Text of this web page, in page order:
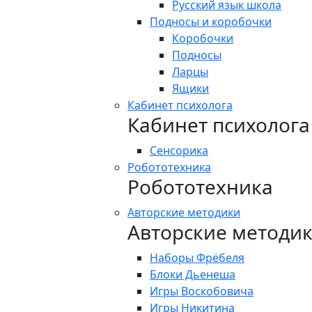
Русский язык школа
Подносы и коробочки
Коробочки
Подносы
Ларцы
Ящики
Кабинет психолога
Кабинет психолога
Сенсорика
Робототехника
Робототехника
Авторские методики
Авторские
Наборы Фрёбеля
Блоки Дьенеша
Игры Воскобовича
Игры Никитина